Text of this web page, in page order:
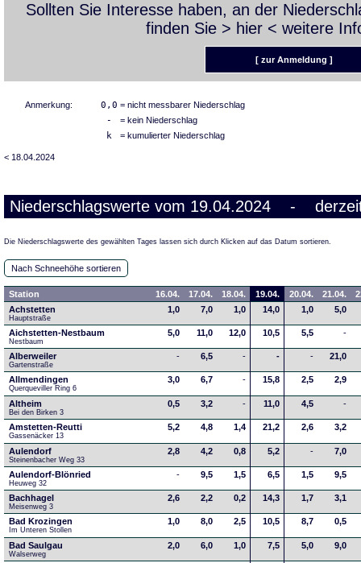
Sollten Sie Interesse haben, an der
finden Sie > hier < weitere
[ zur Anmeldung ]
Anmerkung: 0,0 = nicht messbarer Niederschlag
- = kein Niederschlag
k = kumulierter Niederschlag
< 18.04.2024
Niederschlagswerte vom 19.04.2024 -
Die Niederschlagswerte des gewählten Tages lassen sich durch Klicken auf das Datum sortieren.
Nach Schneehöhe sortieren
Station 16.04. 17.04. 18.04. 19.04. 20.04. 21.04.
Achstetten
Hauptstraße
1,0 7,0 1,0 14,0 1,0 5,0
Aichstetten-Nestbaum
Nestbaum
5,0 11,0 12,0 10,5 5,5 -
Alberweiler
Gartenstraße
- 6,5 - - - 21,0
Allmendingen
Querqueviller Ring 6
3,0 6,7 - 15,8 2,5 2,9
Altheim
Bei den Birken 3
0,5 3,2 - 11,0 4,5 -
Amstetten-Reutti
Gassenäcker 13
5,2 4,8 1,4 21,2 2,6 3,2
Aulendorf
Steinenbacher Weg 33
2,8 4,2 0,8 5,2 - 7,0
Aulendorf-Blönried
Heuweg 32
- 9,5 1,5 6,5 1,5 9,5
Bachhagel
Meisenweg 3
2,6 2,2 0,2 14,3 1,7 3,1
Bad Krozingen
Im Unteren Stollen
1,0 8,0 2,5 10,5 8,7 0,5
Bad Saulgau
Walserweg
2,0 6,0 1,0 7,5 5,0 9,0